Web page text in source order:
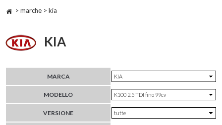
> marche > kia
KIA
MARCA
MODELLO
VERSIONE